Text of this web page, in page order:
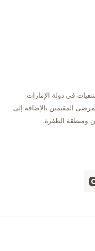
في دولة الإمارات
مع أكثر من 900 سرير للمرضى المقيمين بالإضافة إلى